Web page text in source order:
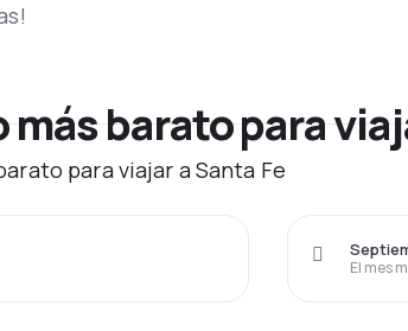
barato para
para viajar a Santa Fe
El mes